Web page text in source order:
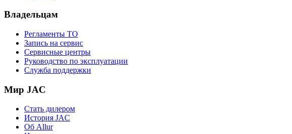
Владельцам
Регламенты ТО
Запись на сервис
Сервисные центры
Руководство по эксплуатации
Служба поддержки
Мир JAC
Стать дилером
История JAC
Об Allur